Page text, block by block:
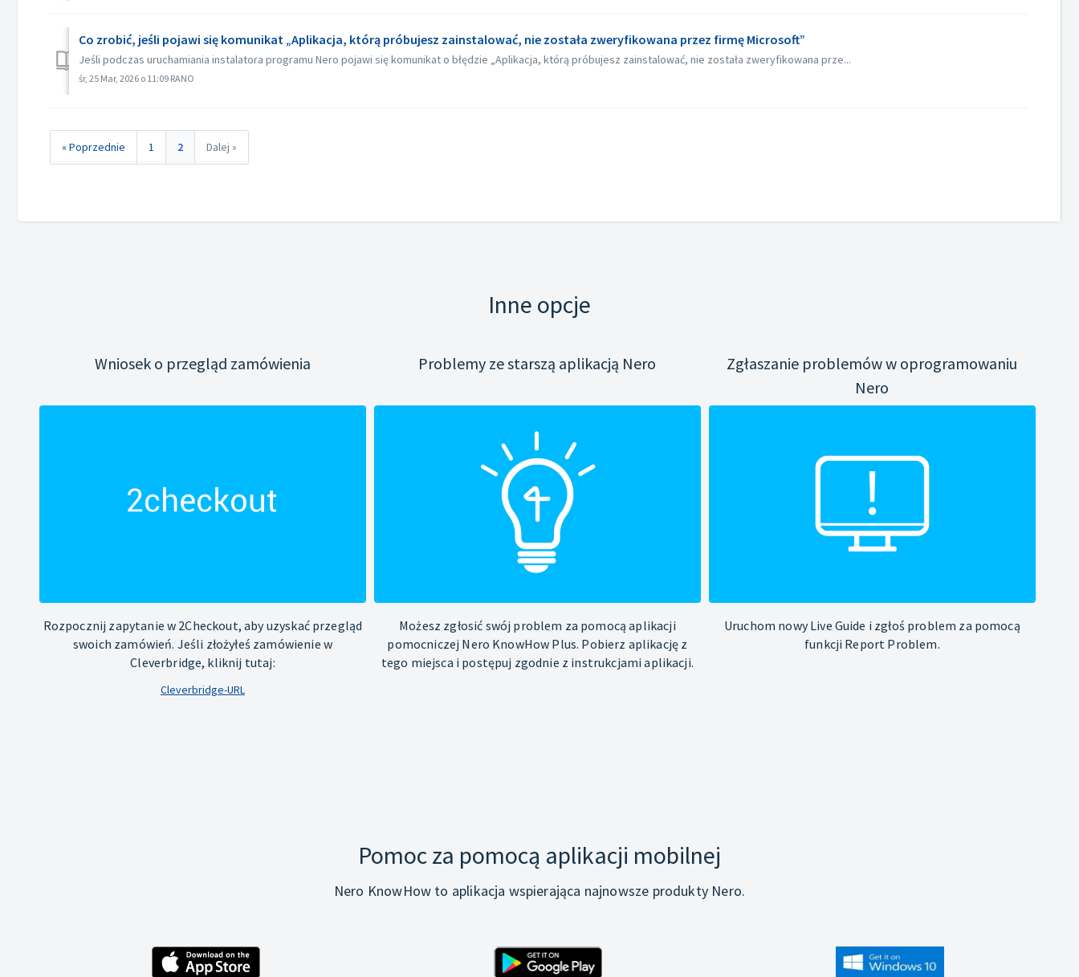
Co zrobić, jeśli pojawi się komunikat „Aplikacja, którą próbujesz zainstalować, nie została zweryfikowana przez firmę Microsoft”
Jeśli podczas uruchamiania instalatora programu Nero pojawi się komunikat o błędzie „Aplikacja, którą próbujesz zainstalować, nie została zweryfikowana prze...
śr, 25 Mar, 2026 o 11:09 RANO
« Poprzednie 1 2 Dalej »
Inne opcje
Wniosek o przegląd zamówienia
Rozpocznij zapytanie w 2Checkout, aby uzyskać przegląd
swoich zamówień. Jeśli złożyłeś zamówienie w
Cleverbridge, kliknij tutaj:
Cleverbridge-URL
Problemy ze starszą aplikacją Nero
Możesz zgłosić swój problem za pomocą aplikacji
pomocniczej Nero KnowHow Plus. Pobierz aplikację z
tego miejsca i postępuj zgodnie z instrukcjami aplikacji.
Zgłaszanie problemów w oprogramowaniu
Nero
Uruchom nowy Live Guide i zgłoś problem za pomocą
funkcji Report Problem.
Pomoc za pomocą aplikacji mobilnej
Nero KnowHow to aplikacja wspierająca najnowsze produkty Nero.